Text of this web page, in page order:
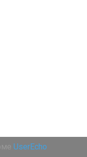
UserEcho